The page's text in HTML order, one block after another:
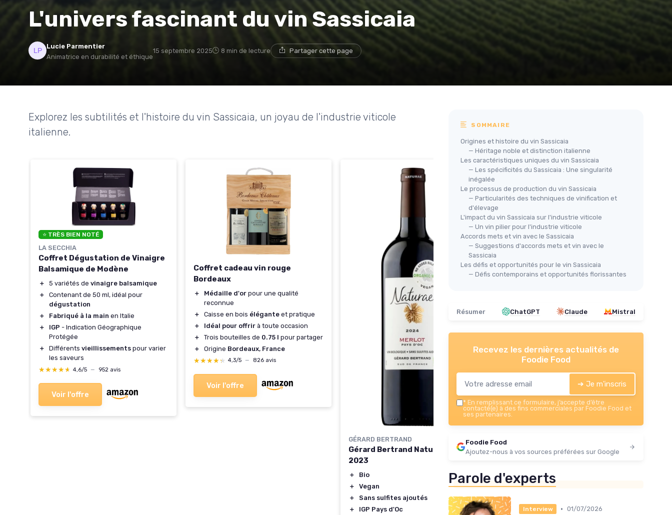
L'univers fascinant du vin Sassicaia
Lucie Parmentier
Animatrice en durabilité et éthique
15 septembre 2025 8 min de lecture Partager cette page
Explorez les subtilités et l'histoire du vin Sassicaia, un joyau de l'industrie viticole
italienne.
⭐ TRÈS BIEN NOTÉ
LA SECCHIA
Coffret Dégustation de Vinaigre
Balsamique de Modène
＋ 5 variétés de vinaigre balsamique
＋
Contenant de 50 ml, idéal pour
dégustation
＋
Fabriqué à la main en Italie
＋
IGP - Indication Géographique
Protégée
＋
Différents vieillissements pour varier
les saveurs
★★★★★
★★★★★ 4,6/5 — 952 avis
Voir l'offre
Coffret cadeau vin rouge
Bordeaux
＋ Médaille d'or pour une qualité
reconnue
＋
Caisse en bois élégante et pratique
＋
Idéal pour offrir à toute occasion
＋
Trois bouteilles de 0.75 l pour partager
＋
Origine Bordeaux, France
★★★★★
★★★★★ 4,3/5 — 826 avis
Voir l'offre
GÉRARD BERTRAND
Gérard Bertrand Naturae Merlot
2023
＋
Bio
＋
Vegan
＋
Sans sulfites ajoutés
＋
IGP Pays d'Oc
Grappa Poli Sassicaia
＋ Packaging
élégant
Voir l'offre
SOMMAIRE
Origines et histoire du vin Sassicaia
— Héritage noble et distinction italienne
Les caractéristiques uniques du vin Sassicaia
— Les spécificités du Sassicaia : Une singularité
inégalée
Le processus de production du vin Sassicaia
— Particularités des techniques de vinification et
d'élevage
L'impact du vin Sassicaia sur l'industrie viticole
— Un vin pilier pour l'industrie viticole
Accords mets et vin avec le Sassicaia
— Suggestions d'accords mets et vin avec le
Sassicaia
Les défis et opportunités pour le vin Sassicaia
— Défis contemporains et opportunités florissantes
Résumer ChatGPT Claude Mistral
Recevez les dernières actualités de
Foodie Food
➔ Je m'inscris
* En remplissant ce formulaire, j’accepte d’être
contacté(e) à des fins commerciales par Foodie Food et
ses partenaires.
Foodie Food
Ajoutez-nous à vos sources préférées sur Google
Parole d'experts
Interview • 01/07/2026